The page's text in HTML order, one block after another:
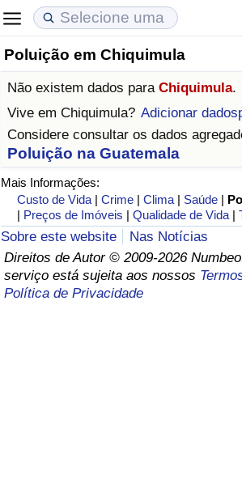
Poluição em Chiquimula
Não existem dados para Chiquimula.
Vive em Chiquimula? Adicionar
Considere consultar os dados
Poluição na Guatemala
Mais Informações:
Custo de Vida |Crime |Clima | Saúde |
| Preços de Imóveis |Qualidade de Vida |
Sobre este website
Nas Notícias
Direitos de Autor © 2009-2026
serviço está sujeita aos nossos
Política de Privacidade
Custo de Vida
Indicador de Custo de Vida
Indicador de Custo de Vida Por País
em Aqaba
Preços de Imóveis
Indicador de Preços de Imóveis
Indicador de Preços de Imóveis por
Qualidade de Vida
Indicador de Qualidade de Vida
Índice de qualidade de vida por país
Crime
Taxa do Indicador de Crime (Atual)